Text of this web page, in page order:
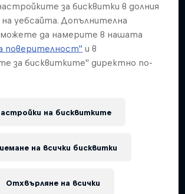
за бисквитки в долния
уебсайта. Допълнителна
да намерите в нашата
поверителност" и в
за бисквитките" директно по-
на бисквитките
Отхвърляне на всички
на всички бисквитки